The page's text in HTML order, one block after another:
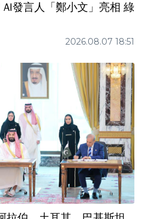
發言人「鄭小文」亮相 綠
2026.08.07 18:51